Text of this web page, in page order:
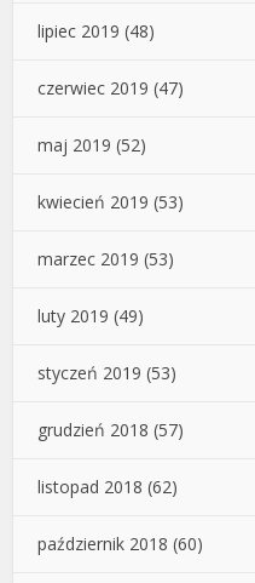
lipiec 2019 (48)
czerwiec 2019 (47)
maj 2019 (52)
kwiecień 2019 (53)
marzec 2019 (53)
luty 2019 (49)
styczeń 2019 (53)
grudzień 2018 (57)
listopad 2018 (62)
październik 2018 (60)